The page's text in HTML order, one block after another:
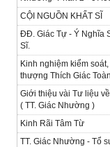
CỘI NGUỒN KHẤT SĨ
ĐĐ. Giác Tự - Ý Nghĩa
Sĩ.
Kinh nghiệm kiểm
thượng Thích Giác
Giới thiệu vài Tư liệu
( TT. Giác Nhường )
Kinh Rãi Tâm Từ
TT. Giác Nhường - Tổ